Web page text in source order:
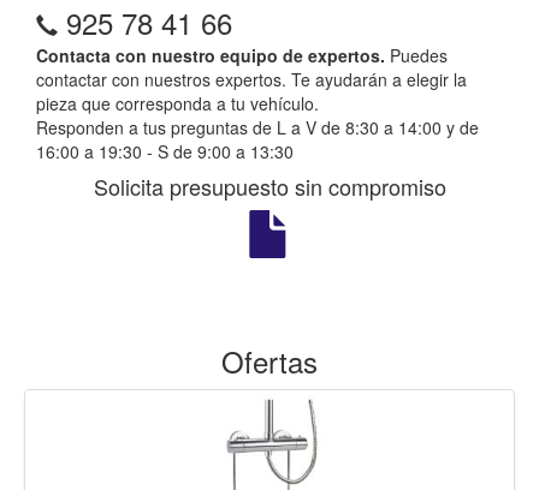
925 78 41 66
Contacta con nuestro equipo de expertos. Puedes
contactar con nuestros expertos. Te ayudarán a elegir la
pieza que corresponda a tu vehículo.
Responden a tus preguntas de L a V de 8:30 a 14:00 y de
16:00 a 19:30 - S de 9:00 a 13:30
Solicita presupuesto sin compromiso
Ofertas